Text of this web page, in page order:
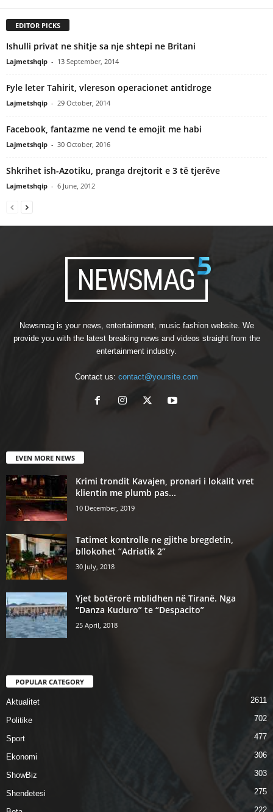
EDITOR PICKS
Ishulli privat ne shitje sa nje shtepi ne Britani
Lajmetshqip - 13 September, 2014
Fyle leter Tahirit, vlereson operacionet antidroge
Lajmetshqip - 29 October, 2014
Facebook, fantazme ne vend te emojit me habi
Lajmetshqip - 30 October, 2016
Shkrihet ish-Azotiku, pranga drejtorit e 3 të tjerëve
Lajmetshqip - 6 June, 2012
Newsmag is your news, entertainment, music fashion website. We
provide you with the latest breaking news and videos straight from the
entertainment industry.
Contact us: contact@yoursite.com
EVEN MORE NEWS
Krimi trondit Kavajen, pronari i lokalit vret
klientin me plumb pas...
10 December, 2019
Tatimet kontrolle ne gjithe bregdetin,
bllokohet “Adriatik 2”
30 July, 2018
Yjet botërorë mblidhen në Tiranë. Nga
“Danza Kuduro” te “Despacito”
25 April, 2018
POPULAR CATEGORY
Aktualitet 2611
Politike 702
Sport 477
Ekonomi 306
ShowBiz 303
Shendetesi 275
222